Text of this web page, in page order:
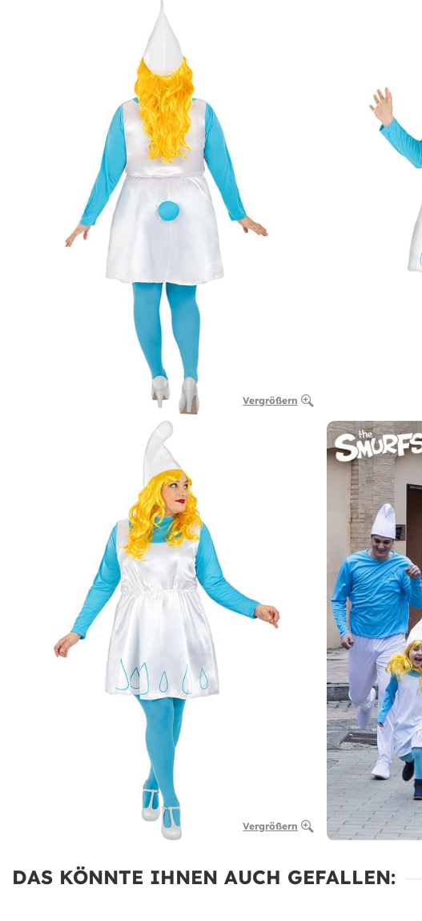
Vergrößern
Vergrößern
DAS KÖNNTE IHNEN AUCH GEFALLEN: